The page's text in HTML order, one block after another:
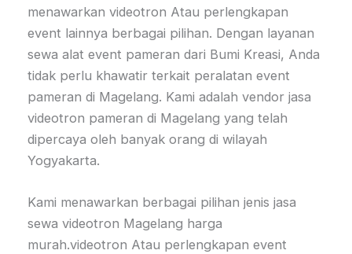
menawarkan videotron Atau perlengkapan
event lainnya berbagai pilihan. Dengan layanan
sewa alat event pameran dari Bumi Kreasi, Anda
tidak perlu khawatir terkait peralatan event
pameran di Magelang. Kami adalah vendor jasa
videotron pameran di Magelang yang telah
dipercaya oleh banyak orang di wilayah
Yogyakarta.
Kami menawarkan berbagai pilihan jenis jasa
sewa videotron Magelang harga
murah.videotron Atau perlengkapan event